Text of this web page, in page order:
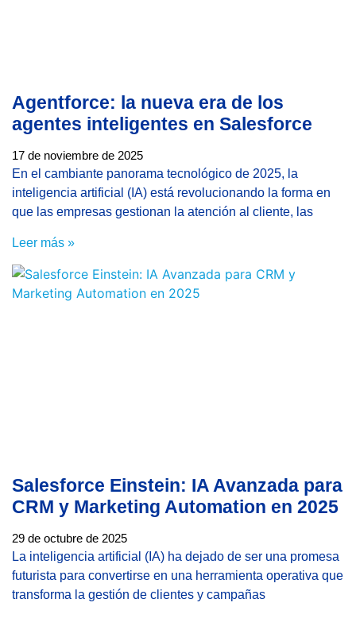
Agentforce: la nueva era de los
agentes inteligentes en Salesforce
17 de noviembre de 2025
En el cambiante panorama tecnológico de 2025, la
inteligencia artificial (IA) está revolucionando la forma en
que las empresas gestionan la atención al cliente, las
Leer más »
Salesforce Einstein: IA Avanzada para
CRM y Marketing Automation en 2025
29 de octubre de 2025
La inteligencia artificial (IA) ha dejado de ser una promesa
futurista para convertirse en una herramienta operativa que
transforma la gestión de clientes y campañas